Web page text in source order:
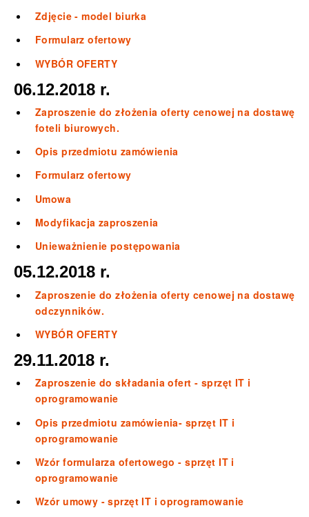
Zdjęcie - model biurka
Formularz ofertowy
WYBÓR OFERTY
06.12.2018 r.
Zaproszenie do złożenia oferty cenowej na dostawę
foteli biurowych.
Opis przedmiotu zamówienia
Formularz ofertowy
Umowa
Modyfikacja zaproszenia
Unieważnienie postępowania
05.12.2018 r.
Zaproszenie do złożenia oferty cenowej na dostawę
odczynników.
WYBÓR OFERTY
29.11.2018 r.
Zaproszenie do składania ofert - sprzęt IT i
oprogramowanie
Opis przedmiotu zamówienia- sprzęt IT i
oprogramowanie
Wzór formularza ofertowego - sprzęt IT i
oprogramowanie
Wzór umowy - sprzęt IT i oprogramowanie